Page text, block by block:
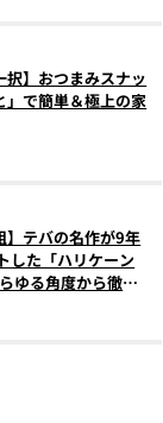
択】おつまみスナッ
」で簡単＆極上の家
】テバの名作が9年
した「ハリケーン
ゆる角度から徹底